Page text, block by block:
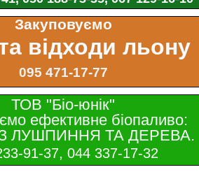
Закуповуємо
відходи льону
095 471-17-77
ТОВ "Біо-юнік"
ефективне біопаливо:
ЛУШПИННЯ ТА ДЕРЕВА.
91-37, 044 337-17-32